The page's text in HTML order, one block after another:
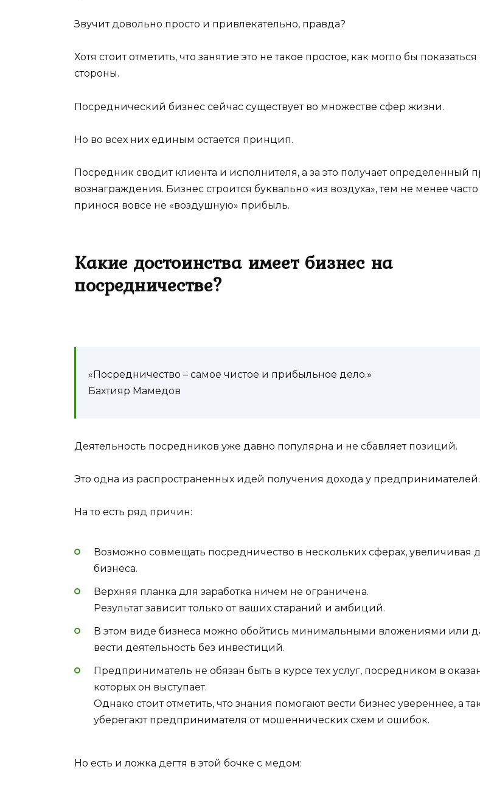
Звучит довольно просто и привлекательно, правда?
Хотя стоит отметить, что занятие это не такое простое, как могло бы показаться
стороны.
Посреднический бизнес сейчас существует во множестве сфер жизни.
Но во всех них единым остается принцип.
Посредник сводит клиента и исполнителя, а за это получает определенный
вознаграждения. Бизнес строится буквально «из воздуха», тем не менее часто
принося вовсе не «воздушную» прибыль.
Какие достоинства имеет бизнес на
посредничестве?
«Посредничество – самое чистое и прибыльное дело.»
Бахтияр Мамедов
Деятельность посредников уже давно популярна и не сбавляет позиций.
Это одна из распространенных идей получения дохода у предпринимателей.
На то есть ряд причин:
Возможно совмещать посредничество в нескольких сферах, увеличивая
бизнеса.
Верхняя планка для заработка ничем не ограничена.
Результат зависит только от ваших стараний и амбиций.
В этом виде бизнеса можно обойтись минимальными вложениями или
вести деятельность без инвестиций.
Предприниматель не обязан быть в курсе тех услуг, посредником в
которых он выступает.
Однако стоит отметить, что знания помогают вести бизнес увереннее, а
уберегают предпринимателя от мошеннических схем и ошибок.
Но есть и ложка дегтя в этой бочке с медом: